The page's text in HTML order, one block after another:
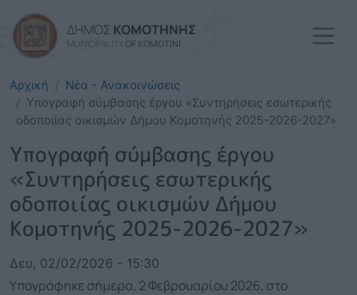
ΔΗΜΟΣ ΚΟΜΟΤΗΝΗΣ
MUNICIPALITY OF KOMOTINI
Αρχική
Νέα - Ανακοινώσεις
Υπογραφή σύμβασης έργου «Συντηρήσεις εσωτερικής
οδοποιίας οικισμών Δήμου Κομοτηνής 2025-2026-2027»
Υπογραφή σύμβασης έργου
«Συντηρήσεις εσωτερικής
οδοποιίας οικισμών Δήμου
Κομοτηνής 2025-2026-2027»
Δευ, 02/02/2026 - 15:30
Υπογράφηκε σήμερα, 2 Φεβρουαρίου 2026, στο